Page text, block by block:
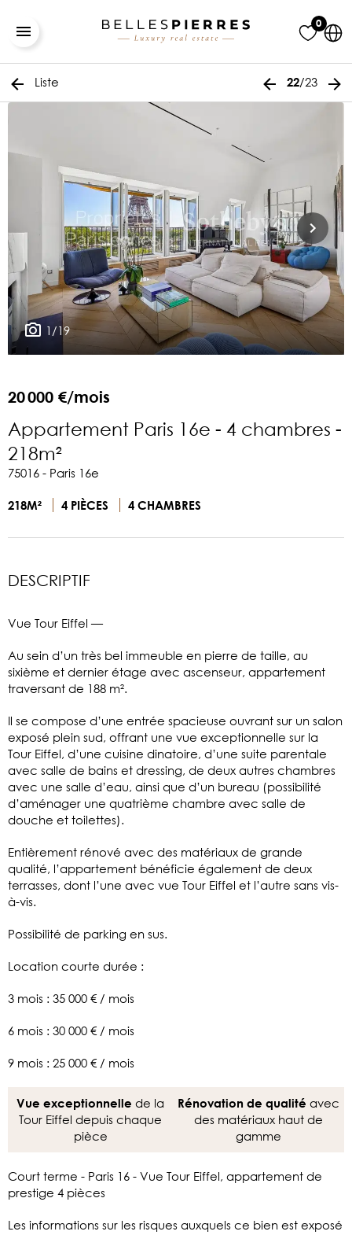
0
Liste 22/23
1/19
20 000 €/mois
Appartement Paris 16e - 4 chambres -
218m²
75016 - Paris 16e
218M² 4 PIÈCES 4 CHAMBRES
DESCRIPTIF
Vue Tour Eiffel —
Au sein d’un très bel immeuble en pierre de taille, au
sixième et dernier étage avec ascenseur, appartement
traversant de 188 m².
Il se compose d’une entrée spacieuse ouvrant sur un salon
exposé plein sud, offrant une vue exceptionnelle sur la
Tour Eiffel, d’une cuisine dinatoire, d’une suite parentale
avec salle de bains et dressing, de deux autres chambres
avec une salle d’eau, ainsi que d’un bureau (possibilité
d’aménager une quatrième chambre avec salle de
douche et toilettes).
Entièrement rénové avec des matériaux de grande
qualité, l’appartement bénéficie également de deux
terrasses, dont l’une avec vue Tour Eiffel et l’autre sans vis-
à-vis.
Possibilité de parking en sus.
Location courte durée :
3 mois : 35 000 € / mois
6 mois : 30 000 € / mois
9 mois : 25 000 € / mois
Vue exceptionnelle de la
Tour Eiffel depuis chaque
pièce
Rénovation de qualité avec
des matériaux haut de
gamme
Court terme - Paris 16 - Vue Tour Eiffel, appartement de
prestige 4 pièces
Les informations sur les risques auxquels ce bien est exposé